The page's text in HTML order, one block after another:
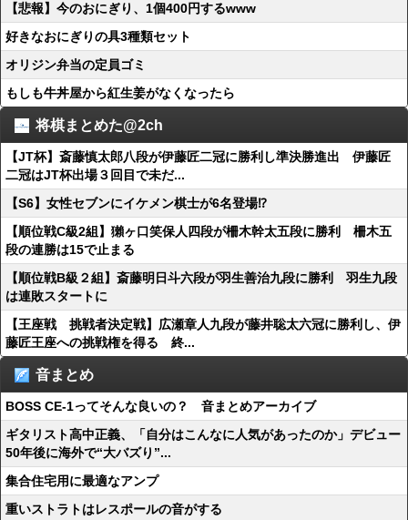
【悲報】今のおにぎり、1個400円するwww
好きなおにぎりの具3種類セット
オリジン弁当の定員ゴミ
もしも牛丼屋から紅生姜がなくなったら
将棋まとめた@2ch
【JT杯】斎藤慎太郎八段が伊藤匠二冠に勝利し準決勝進出 伊藤匠
二冠はJT杯出場３回目で未だ...
【S6】女性セブンにイケメン棋士が6名登場⁉
【順位戦C級2組】獺ヶ口笑保人四段が柵木幹太五段に勝利 柵木五
段の連勝は15で止まる
【順位戦B級２組】斎藤明日斗六段が羽生善治九段に勝利 羽生九段
は連敗スタートに
【王座戦 挑戦者決定戦】広瀬章人九段が藤井聡太六冠に勝利し、伊
藤匠王座への挑戦権を得る 終...
音まとめ
BOSS CE-1ってそんな良いの？ 音まとめアーカイブ
ギタリスト高中正義、「自分はこんなに人気があったのか」デビュー
50年後に海外で“大バズり”...
集合住宅用に最適なアンプ
重いストラトはレスポールの音がする